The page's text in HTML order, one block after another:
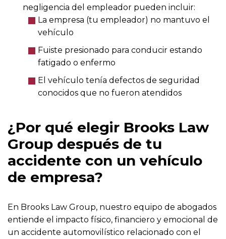
negligencia del empleador pueden incluir:
La empresa (tu empleador) no mantuvo el
vehículo
Fuiste presionado para conducir estando
fatigado o enfermo
El vehículo tenía defectos de seguridad
conocidos que no fueron atendidos
¿Por qué elegir Brooks Law
Group después de tu
accidente con un vehículo
de empresa?
En Brooks Law Group, nuestro equipo de abogados
entiende el impacto físico, financiero y emocional de
un accidente automovilístico relacionado con el